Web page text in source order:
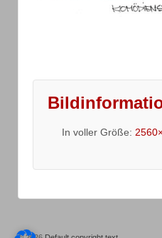
In voller Größe: